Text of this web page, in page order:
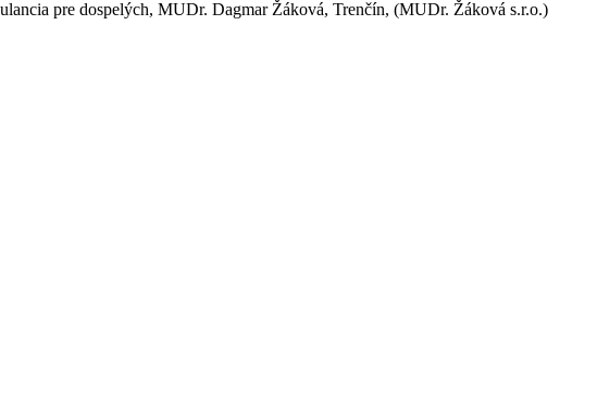
pre dospelých, MUDr. Dagmar Žáková, Trenčín, (MUDr. Žáková s.r.o.)